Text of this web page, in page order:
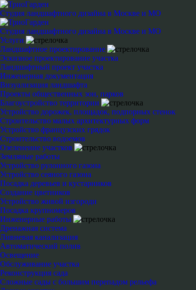
Студия ландшафтного дизайна в Москве и МО
Студия ландшафтного дизайна в Москве и МО
Услуги
Ландшафтное проектирование
Эскизное проектирование участка
Ландшафтный проект участка
Инженерная документация
Визуализация ландшафта
Проекты общественных зон, парков
Благоустройство территории
Устройство дорожек, площадок, подпорных стенок
Строительство малых архитектурных форм
Устройство французских грядок
Строительство водоемов
Озеленение участков
Земляные работы
Устройство рулонного газона
Устройство сеяного газона
Посадка деревьев и кустарников
Создание цветников
Устройство живой изгороди
Посадка крупномеров
Инженерные работы
Дренажная система
Ливневая канализация
Автоматический полив
Освещение
Обслуживание участка
Реконструкция сада
Сложные сады с большим перепадом рельефа